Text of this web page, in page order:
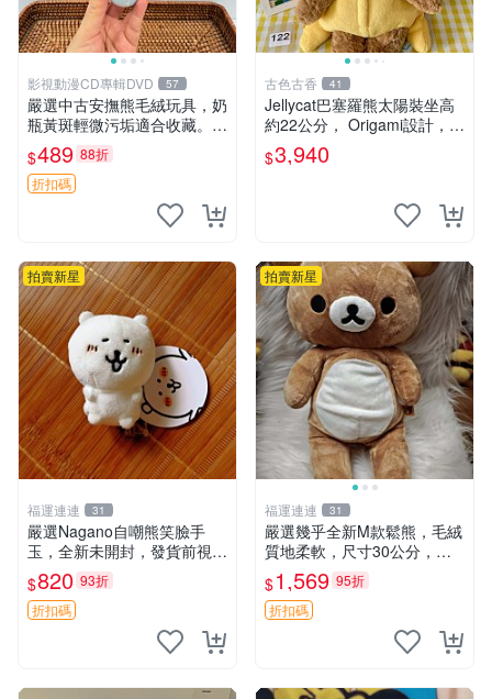
影視動漫CD專輯DVD 57
嚴選中古安撫熊毛絨玩具，奶
瓶黃斑輕微污垢適合收藏。默
認兩日發貨，全國快遞隨機派
送。 成色如圖可放心購買，
輕微瑕疵和臟污不影響使用。
安撫熊 中古玩偶 毛
$489 88折
折扣碼
古色古香 41
Jellycat巴塞羅熊太陽裝坐高
約22公分， Origami設計，來
自越南。嚴選 Recommendat
ion！巴塞羅、 Origami熊、J
$3,940
拍賣新星
福運連連 31
嚴選Nagano自嘲熊笑臉手
玉，全新未開封，發貨前視頻
確認，海南 廣西 貴州 嚴選N
agano自嘲熊笑臉手玉，全新
未開封，發貨前視頻確認，四
$820 93折
折扣碼
拍賣新星
福運連連 31
嚴選幾乎全新M款鬆熊，毛絨
質地柔軟，尺寸30公分，做
工精緻可愛，適合收藏或贈送
親友。中古使用痕跡，手感依
然優良。 鬆熊 嬰熊 毛玩偶
$1,569 95折
折扣碼